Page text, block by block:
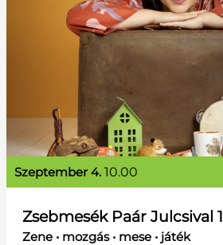
Zsebmesék Paár Julcsival 1
Zene • mozgás • mese • játék
szeptember 4. 10.00